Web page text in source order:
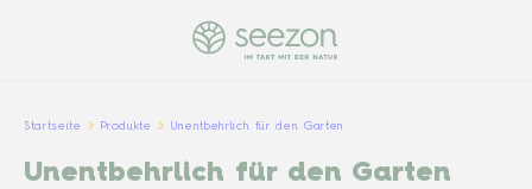
Startseite Produkte Unentbehrlich für den Garten
Unentbehrlich für den Garten